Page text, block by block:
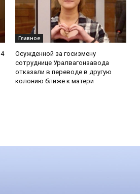
Главное
Осужденной за госизмену
сотруднице Уралвагонзавода
отказали в переводе в другую
колонию ближе к матери